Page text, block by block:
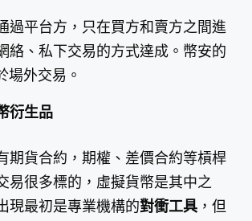
過平台方，只在買方和賣方之間進
絡、私下交易的方式達成。幣安的
場外交易。
衍生品
期貨合約，期權、差價合約等槓桿
易很多標的，虛擬貨幣是其中之
現最初是專業機構的對衝工具 ，但